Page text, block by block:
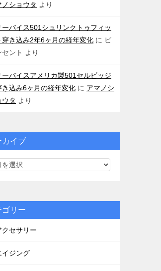
ノショウタ より
ーバイス501シュリンクトゥフィッ
穿き込み2年6ヶ月の経年変化 に ビ
セント より
ーバイスアメリカ製501セルビッジ
き込み6ヶ月の経年変化 に アマノシ
ウタ より
カイブ
ゴリー
クセサリー
イジング